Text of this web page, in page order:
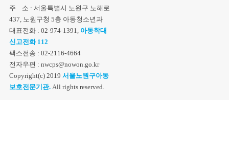
주 소 : 서울특별시 노원구 노해로
437, 노원구청 5층 아동청소년과
대표전화 : 02-974-1391, 아동학대
신고전화 112
팩스전송 : 02-2116-4664
전자우편 : nwcps@nowon.go.kr
Copyright(c) 2019 서울노원구아동
보호전문기관. All rights reserved.